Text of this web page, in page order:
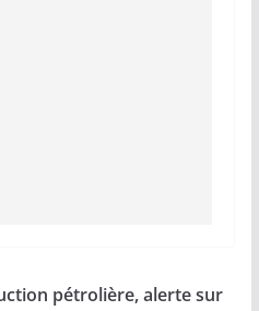
pétrolière, alerte sur